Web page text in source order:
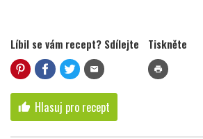
Líbil se vám recept? Sdílejte
mail
Tiskněte
print
thumb_up Hlasuj pro recept